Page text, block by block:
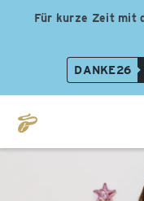
Für kurze Zeit mit
DANKE26